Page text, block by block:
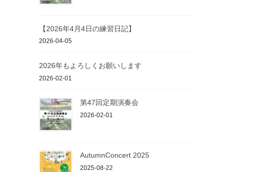
【2026年4月4日の練習日記】
2026-04-05
2026年もよろしくお願いします
2026-02-01
第47回定期演奏会
2026-02-01
AutumnConcert 2025
2025-08-22